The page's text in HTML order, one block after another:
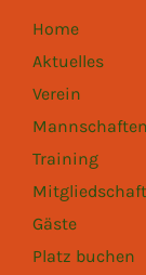
Home
Aktuelles
Verein
Mannschaften
Training
Mitgliedschaft
Gäste
Platz buchen